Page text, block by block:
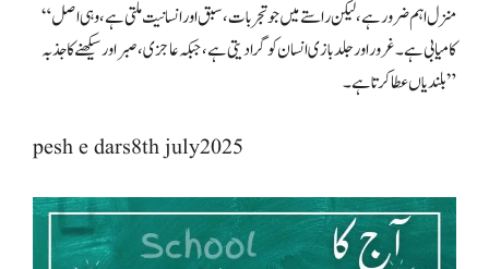
“منزل اہم ضرور ہے، لیکن راستے میں جو تجربات، سبق اور انسانیت ملتی ہے، وہی اصل
کامیابی ہے۔ غرور اور جلدبازی انسان کو گرا دیتی ہے، جبکہ عاجزی، صبر اور سیکھنے کا جذبہ
بلندیاں عطا کرتا ہے۔”
pesh e dars8th july2025